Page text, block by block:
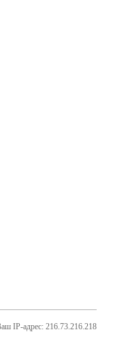
IP-адрес: 216.73.216.218